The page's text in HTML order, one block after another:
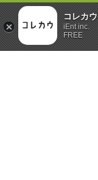
コレカウ
iEnt inc.
FREE